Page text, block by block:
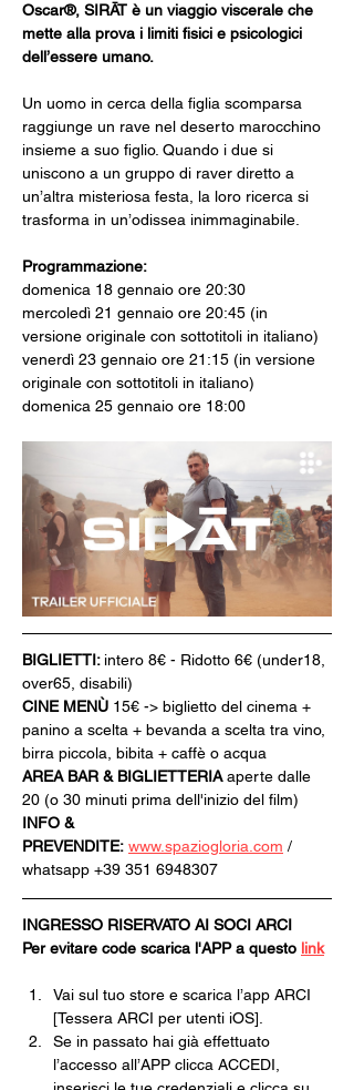
Oscar®, SIRĀT è un viaggio viscerale che
mette alla prova i limiti fisici e psicologici
dell’essere umano.
Un uomo in cerca della figlia scomparsa
raggiunge un rave nel deserto marocchino
insieme a suo figlio. Quando i due si
uniscono a un gruppo di raver diretto a
un’altra misteriosa festa, la loro ricerca si
trasforma in un’odissea inimmaginabile.
Programmazione:
domenica 18 gennaio ore 20:30
mercoledì 21 gennaio ore 20:45 (in
versione originale con sottotitoli in italiano)
venerdì 23 gennaio ore 21:15 (in versione
originale con sottotitoli in italiano)
domenica 25 gennaio ore 18:00
BIGLIETTI: intero 8€ - Ridotto 6€ (under18,
over65, disabili)
CINE MENÙ 15€ -> biglietto del cinema +
panino a scelta + bevanda a scelta tra vino,
birra piccola, bibita + caffè o acqua
AREA BAR & BIGLIETTERIA aperte dalle
20 (o 30 minuti prima dell'inizio del film)
INFO &
PREVENDITE: www.spaziogloria.com /
whatsapp +39 351 6948307
INGRESSO RISERVATO AI SOCI ARCI
Per evitare code scarica l'APP a questo link
Vai sul tuo store e scarica l’app ARCI
[Tessera ARCI per utenti iOS].
Se in passato hai già effettuato
l’accesso all’APP clicca ACCEDI,